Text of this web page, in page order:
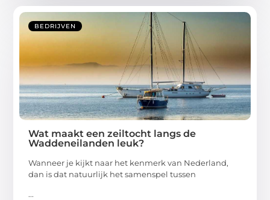
BEDRIJVEN
Wat maakt een zeiltocht langs de
Waddeneilanden leuk?
Wanneer je kijkt naar het kenmerk van Nederland,
dan is dat natuurlijk het samenspel tussen
...